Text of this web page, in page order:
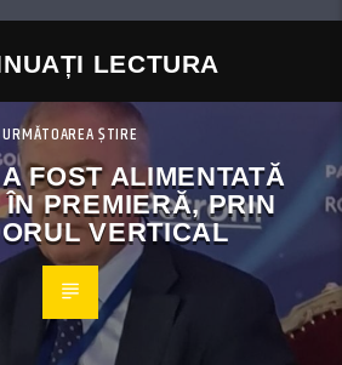
LECTURA
URMĂTOAREA ȘTIRE
FOST ALIMENTATĂ
PREMIERĂ, PRIN
VERTICAL